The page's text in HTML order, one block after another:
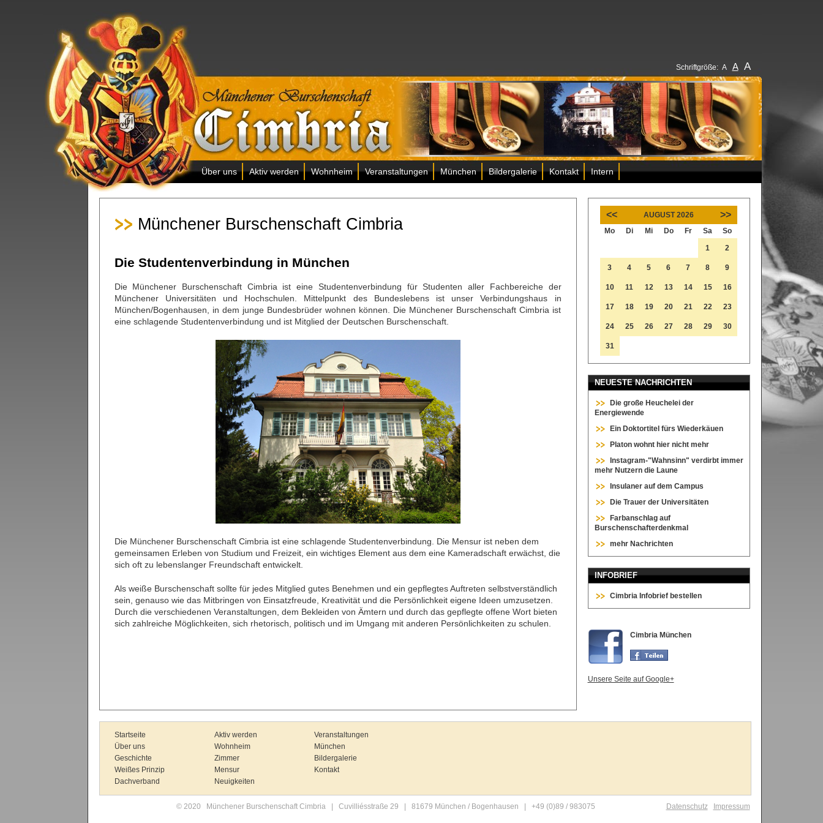
Schriftgröße: A A A
Über uns Aktiv werden Wohnheim Veranstaltungen München Bildergalerie Kontakt Intern
Münchener Burschenschaft Cimbria
Die Studentenverbindung in München
Die Münchener Burschenschaft Cimbria ist eine Studentenverbindung für Studenten aller Fachbereiche der
Münchener Universitäten und Hochschulen. Mittelpunkt des Bundeslebens ist unser Verbindungshaus in
München/Bogenhausen, in dem junge Bundesbrüder wohnen können. Die Münchener Burschenschaft Cimbria ist
eine schlagende Studentenverbindung und ist Mitglied der Deutschen Burschenschaft.
Die Münchener Burschenschaft Cimbria ist eine schlagende Studentenverbindung. Die Mensur ist neben dem
gemeinsamen Erleben von Studium und Freizeit, ein wichtiges Element aus dem eine Kameradschaft erwächst, die
sich oft zu lebenslanger Freundschaft entwickelt.
Als weiße Burschenschaft sollte für jedes Mitglied gutes Benehmen und ein gepflegtes Auftreten selbstverständlich
sein, genauso wie das Mitbringen von Einsatzfreude, Kreativität und die Persönlichkeit eigene Ideen umzusetzen.
Durch die verschiedenen Veranstaltungen, dem Bekleiden von Ämtern und durch das gepflegte offene Wort bieten
sich zahlreiche Möglichkeiten, sich rhetorisch, politisch und im Umgang mit anderen Persönlichkeiten zu schulen.
>>
<<
AUGUST 2026
Mo
Di Mi Do Fr Sa
So
1
2
3 4 5 6 7 8 9
10 11 12 13 14 15 16
17 18 19 20 21 22 23
24 25 26 27 28 29 30
31
NEUESTE NACHRICHTEN
Die große Heuchelei der
Energiewende
Ein Doktortitel fürs Wiederkäuen
Platon wohnt hier nicht mehr
Instagram-"Wahnsinn" verdirbt immer
mehr Nutzern die Laune
Insulaner auf dem Campus
Die Trauer der Universitäten
Farbanschlag auf
Burschenschafterdenkmal
mehr Nachrichten
INFOBRIEF
Cimbria Infobrief bestellen
Cimbria München
Unsere Seite auf Google+
Startseite
Über uns
Geschichte
Weißes Prinzip
Dachverband
Aktiv werden
Wohnheim
Zimmer
Mensur
Neuigkeiten
Veranstaltungen
München
Bildergalerie
Kontakt
Datenschutz Impressum
© 2020 Münchener Burschenschaft Cimbria | Cuvilliésstraße 29 | 81679 München / Bogenhausen | +49 (0)89 / 983075